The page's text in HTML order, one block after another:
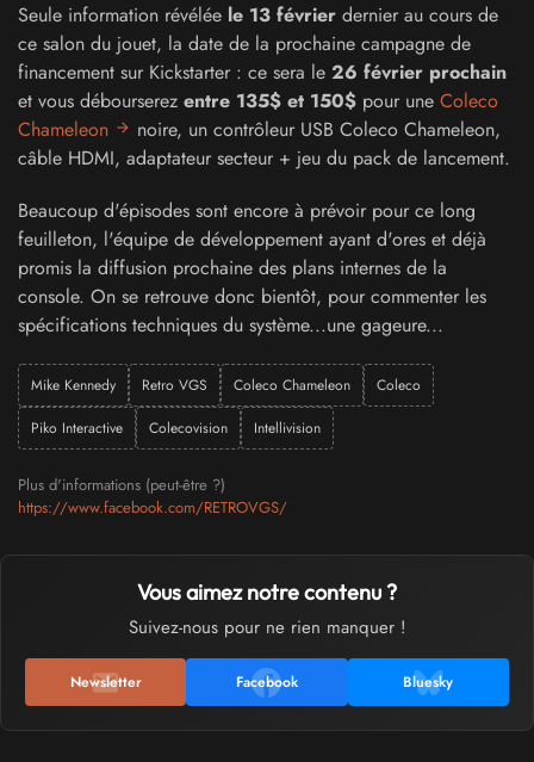
Seule information révélée le 13 février dernier au cours de
ce salon du jouet, la date de la prochaine campagne de
financement sur Kickstarter : ce sera le 26 février prochain
et vous débourserez entre 135$ et 150$ pour une Coleco
Chameleon
noire, un contrôleur USB Coleco Chameleon,
câble HDMI, adaptateur secteur + jeu du pack de lancement.
Beaucoup d'épisodes sont encore à prévoir pour ce long
feuilleton, l'équipe de développement ayant d'ores et déjà
promis la diffusion prochaine des plans internes de la
console. On se retrouve donc bientôt, pour commenter les
spécifications techniques du système...une gageure...
Mike Kennedy Retro VGS Coleco Chameleon
Coleco
Piko Interactive
Colecovision Intellivision
Plus d'informations (peut-être ?)
https://www.facebook.com/RETROVGS/
Vous aimez notre contenu ?
Suivez-nous pour ne rien manquer !
Newsletter Facebook Bluesky